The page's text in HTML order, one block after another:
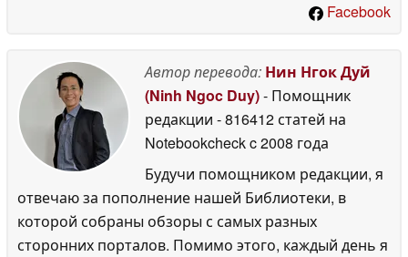
Facebook
Автор перевода: Нин Нгок Дуй
(Ninh Ngoc Duy)- Помощник
редакции - 816412 статей на
Notebookcheckc 2008 года
Будучи помощником редакции, я
отвечаю за пополнение нашей Библиотеки, в
которой собраны обзоры с самых разных
сторонних порталов. Помимо этого, каждый день я